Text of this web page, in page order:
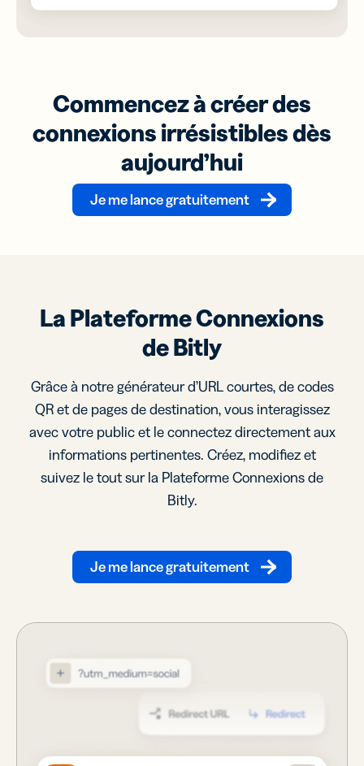
Commencez à créer des
connexions irrésistibles dès
aujourd’hui
Je me lance gratuitement
La Plateforme Connexions
de Bitly
Grâce à notre générateur d’URL courtes, de codes
QR et de pages de destination, vous interagissez
avec votre public et le connectez directement aux
informations pertinentes. Créez, modifiez et
suivez le tout sur la Plateforme Connexions de
Bitly.
Je me lance gratuitement